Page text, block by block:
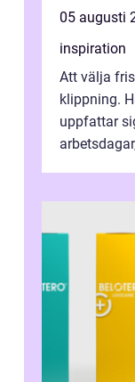
05 augusti
inspiration
Att välja
klippning.
uppfattar